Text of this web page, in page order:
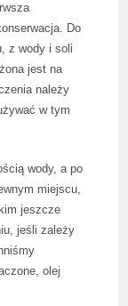
Do
z wody i soli
jest na
należy
w tym
wody, a po
miejscu,
jeszcze
jeśli zależy
olej